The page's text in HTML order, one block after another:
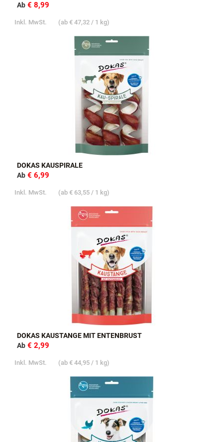
Ab € 8,99
Inkl. MwSt. (ab € 47,32 / 1 kg)
DOKAS KAUSPIRALE
Ab € 6,99
Inkl. MwSt. (ab € 63,55 / 1 kg)
DOKAS KAUSTANGE MIT ENTENBRUST
Ab € 2,99
Inkl. MwSt. (ab € 44,95 / 1 kg)